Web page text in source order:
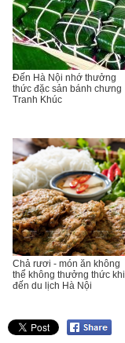
Đến Hà Nội nhớ thưởng
thức đặc sản bánh chưng
Tranh Khúc
Chả rươi - món ăn không
thể không thưởng thức khi
đến du lịch Hà Nội